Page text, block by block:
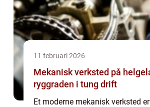
11 februari 2026
Mekanisk verksted på
ryggraden i tung drift
Et moderne mekanisk verksted